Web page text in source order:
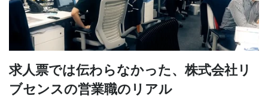
求人票では伝わらなかった、株式会社リ
ブセンスの営業職のリアル